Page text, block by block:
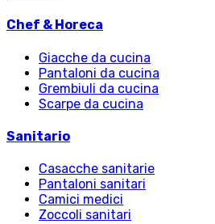
Chef & Horeca
Giacche da cucina
Pantaloni da cucina
Grembiuli da cucina
Scarpe da cucina
Sanitario
Casacche sanitarie
Pantaloni sanitari
Camici medici
Zoccoli sanitari